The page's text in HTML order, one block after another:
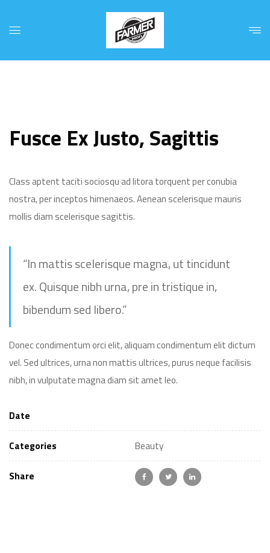
Fusce Ex Justo, Sagittis
Class aptent taciti sociosqu ad litora torquent per conubia
nostra, per inceptos himenaeos. Aenean scelerisque mauris
mollis diam scelerisque sagittis.
“In mattis scelerisque magna, ut tincidunt
ex. Quisque nibh urna, pre in tristique in,
bibendum sed libero.”
Donec condimentum orci elit, aliquam condimentum elit dictum
vel. Sed ultrices, urna non mattis ultrices, purus neque facilisis
nibh, in vulputate magna diam sit amet leo.
Date
Categories Beauty
Share